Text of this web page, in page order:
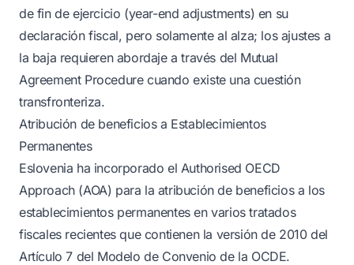
de fin de ejercicio (year-end adjustments) en su
declaración fiscal, pero solamente al alza; los ajustes a
la baja requieren abordaje a través del Mutual
Agreement Procedure cuando existe una cuestión
transfronteriza.
Atribución de beneficios a Establecimientos
Permanentes
Eslovenia ha incorporado el Authorised OECD
Approach (AOA) para la atribución de beneficios a los
establecimientos permanentes en varios tratados
fiscales recientes que contienen la versión de 2010 del
Artículo 7 del Modelo de Convenio de la OCDE.